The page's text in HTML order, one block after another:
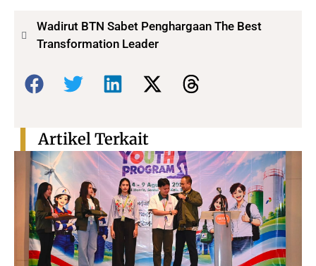
Wadirut BTN Sabet Penghargaan The Best
Transformation Leader
Bagikan:
Artikel Terkait